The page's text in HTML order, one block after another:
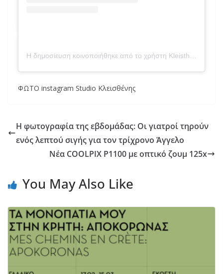
Η δημοσίευση κοινοποιήθηκε από το χρήστη Kleisthenis Daskalakos (@studio_kleisthenis)
ΦΩΤΟ instagram Studio Κλεισθένης
Η φωτογραφία της εβδομάδας: Οι γιατροί τηρούν
ενός λεπτού σιγής για τον τρίχρονο Άγγελο
Νέα COOLPIX P1100 με οπτικό ζουμ 125x
You May Also Like